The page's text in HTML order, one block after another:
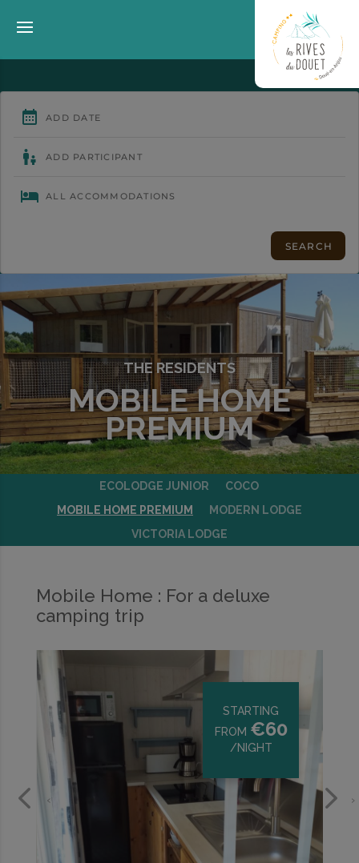
THE RESIDENTS
MOBILE HOME
PREMIUM
ECOLODGE JUNIOR
COCO
MOBILE HOME PREMIUM
MODERN LODGE
VICTORIA LODGE
Mobile Home : For a deluxe
camping trip
‹ ›
STARTING
FROM €60
/NIGHT